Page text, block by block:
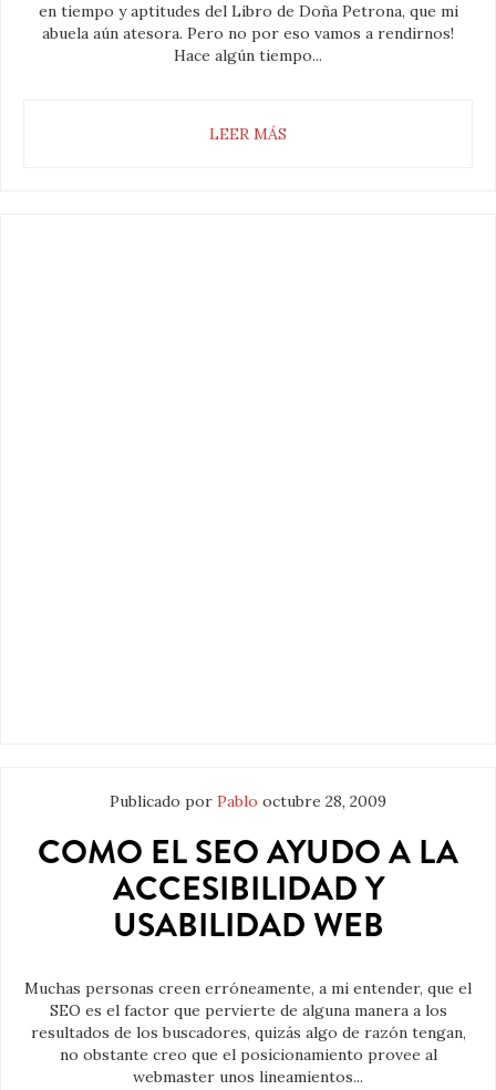
en tiempo y aptitudes del Libro de Doña Petrona, que mi
abuela aún atesora. Pero no por eso vamos a rendirnos!
Hace algún tiempo...
LEER MÁS
Publicado por Pablo octubre 28, 2009
COMO EL SEO AYUDO A LA
ACCESIBILIDAD Y
USABILIDAD WEB
Muchas personas creen erróneamente, a mi entender, que el
SEO es el factor que pervierte de alguna manera a los
resultados de los buscadores, quizás algo de razón tengan,
no obstante creo que el posicionamiento provee al
webmaster unos lineamientos...